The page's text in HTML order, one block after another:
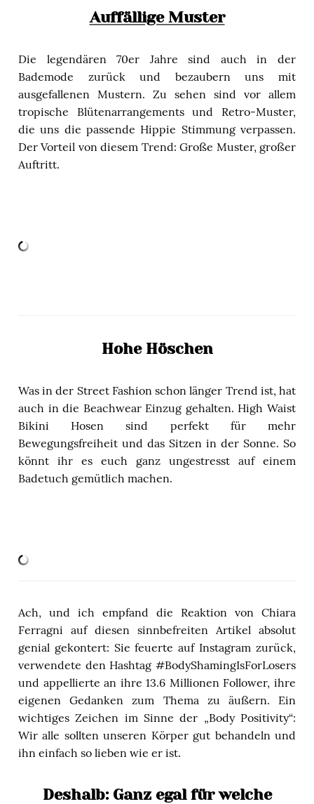
Auffällige Muster
Die legendären 70er Jahre sind auch in der
Bademode zurück und bezaubern uns mit
ausgefallenen Mustern. Zu sehen sind vor allem
tropische Blütenarrangements und Retro-Muster,
die uns die passende Hippie Stimmung verpassen.
Der Vorteil von diesem Trend: Große Muster, großer
Auftritt.
Hohe Höschen
Was in der Street Fashion schon länger Trend ist, hat
auch in die Beachwear Einzug gehalten. High Waist
Bikini Hosen sind perfekt für mehr
Bewegungsfreiheit und das Sitzen in der Sonne. So
könnt ihr es euch ganz ungestresst auf einem
Badetuch gemütlich machen.
Ach, und ich empfand die Reaktion von Chiara
Ferragni auf diesen sinnbefreiten Artikel absolut
genial gekontert: Sie feuerte auf Instagram zurück,
verwendete den Hashtag #BodyShamingIsForLosers
und appellierte an ihre 13.6 Millionen Follower, ihre
eigenen Gedanken zum Thema zu äußern. Ein
wichtiges Zeichen im Sinne der „Body Positivity“:
Wir alle sollten unseren Körper gut behandeln und
ihn einfach so lieben wie er ist.
Deshalb: Ganz egal für welche